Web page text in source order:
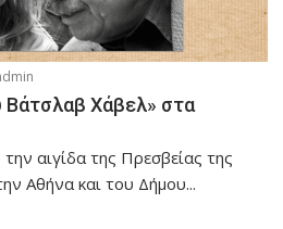
Βάτσλαβ Χάβελ» στα
αιγίδα της Πρεσβείας της
Αθήνα και του Δήμου...